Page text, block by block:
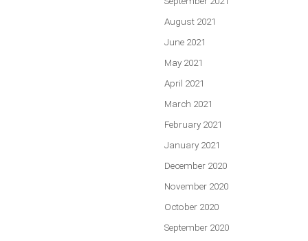
August 2021
June 2021
May 2021
April 2021
March 2021
February 2021
January 2021
December 2020
November 2020
October 2020
September 2020